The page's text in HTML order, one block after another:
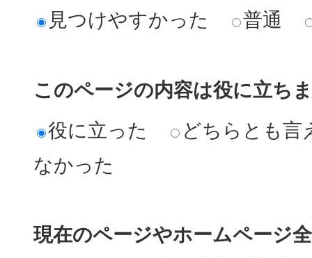
見つけやすかった 普通
このページの内容は役に立ち
役に立った
どちらとも言
なかった
現在のページやホームページ